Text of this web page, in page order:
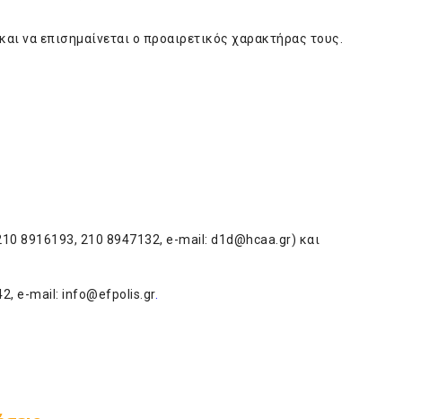
να επισημαίνεται ο προαιρετικός χαρακτήρας τους.
8916193, 210 8947132, e-mail: d1d@hcaa.gr) και
e-mail: info@efpolis.gr.